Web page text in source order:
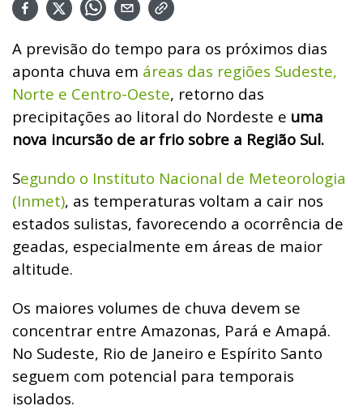
A previsão do tempo para os próximos dias
aponta chuva em áreas das regiões Sudeste,
Norte e Centro-Oeste, retorno das
precipitações ao litoral do Nordeste e uma
nova incursão de ar frio sobre a Região Sul.
Segundo o Instituto Nacional de Meteorologia
(Inmet), as temperaturas voltam a cair nos
estados sulistas, favorecendo a ocorrência de
geadas, especialmente em áreas de maior
altitude.
Os maiores volumes de chuva devem se
concentrar entre Amazonas, Pará e Amapá.
No Sudeste, Rio de Janeiro e Espírito Santo
seguem com potencial para temporais
isolados.